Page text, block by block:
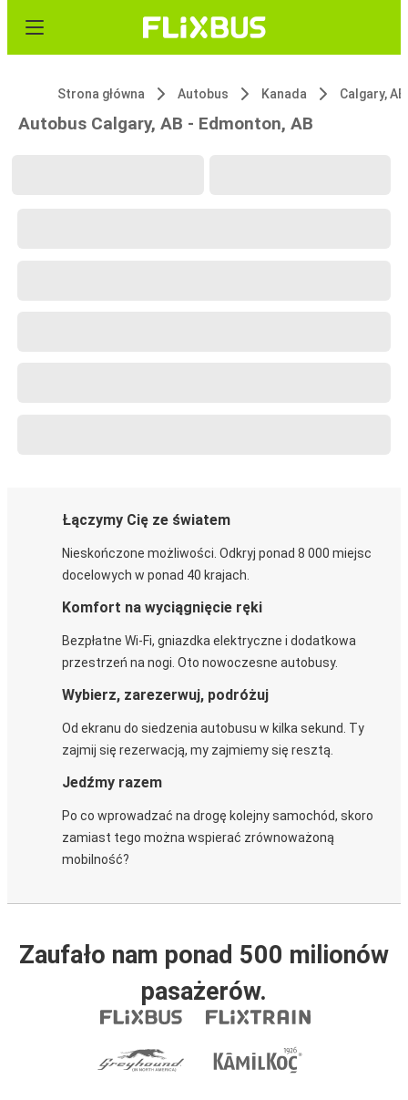
Strona główna Autobus Kanada Calgary, AB
Autobus Calgary, AB - Edmonton, AB
Łączymy Cię ze światem
Nieskończone możliwości. Odkryj ponad 8 000 miejsc
docelowych w ponad 40 krajach.
Komfort na wyciągnięcie ręki
Bezpłatne Wi-Fi, gniazdka elektryczne i dodatkowa
przestrzeń na nogi. Oto nowoczesne autobusy.
Wybierz, zarezerwuj, podróżuj
Od ekranu do siedzenia autobusu w kilka sekund. Ty
zajmij się rezerwacją, my zajmiemy się resztą.
Jedźmy razem
Po co wprowadzać na drogę kolejny samochód, skoro
zamiast tego można wspierać zrównoważoną
mobilność?
Zaufało nam ponad 500 milionów
pasażerów.